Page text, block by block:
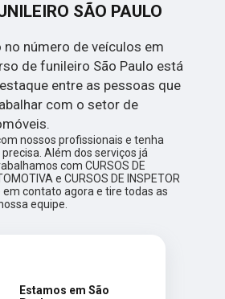
SÃO PAULO
no número de veículos em
de funileiro São Paulo está
entre as pessoas que
com o setor de
nossos profissionais e tenha
Além dos serviços já
com CURSOS DE
e CURSOS DE INSPETOR
em contato agora e tire todas as
equipe.
Estamos em São